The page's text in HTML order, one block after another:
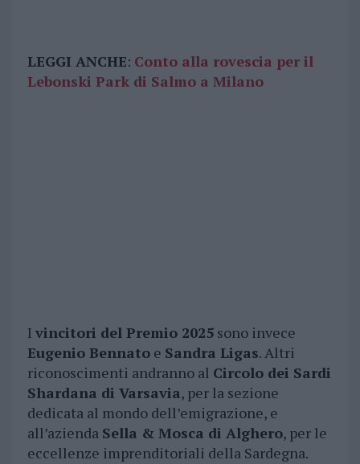
LEGGI ANCHE: Conto alla rovescia per il
Lebonski Park di Salmo a Milano
I vincitori del Premio 2025sono invece
Eugenio Bennatoe Sandra Ligas. Altri
riconoscimenti andranno al Circolo dei Sardi
Shardana di Varsavia, per la sezione
dedicata al mondo dell’emigrazione, e
all’azienda Sella & Mosca di Alghero, per le
eccellenze imprenditoriali della Sardegna.